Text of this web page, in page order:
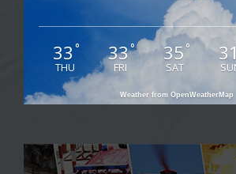
33 °
THU
33°
FRI
35°
SAT
31
Weather from OpenWeatherMap